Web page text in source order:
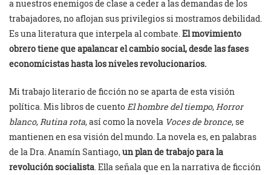
a nuestros enemigos de clase a ceder a las demandas de los
trabajadores, no aflojan sus privilegios si mostramos debilidad.
Es una literatura que interpela al combate. El movimiento
obrero tiene que apalancar el cambio social, desde las fases
economicistas hasta los niveles revolucionarios.
Mi trabajo literario de ficción no se aparta de esta visión
política. Mis libros de cuento El hombre del tiempo, Horror
blanco, Rutina rota, así como la novela Voces de bronce, se
mantienen en esa visión del mundo. La novela es, en palabras
de la Dra. Anamín Santiago,un plan de trabajo para la
revolución socialista . Ella señala que en la narrativa de ficción